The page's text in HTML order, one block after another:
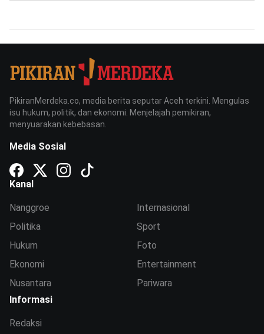
PikiranMerdeka.co, media berita seputar Aceh terkini. Mengulas
isu hukum, politik, dan ekonomi. Menjelajah pemikiran,
menyuarakan kebebasan.
Media Sosial
Kanal
Nanggroe
Politika
Hukum
Ekonomi
Nusantara
Internasional
Sport
Foto
Entertainment
Pariwara
Informasi
Redaksi